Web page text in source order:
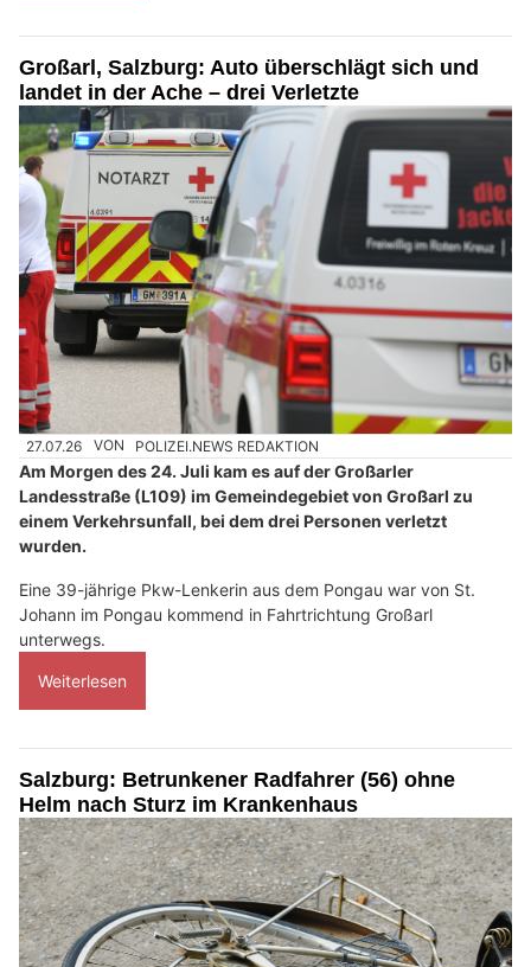
Großarl, Salzburg: Auto überschlägt sich und
landet in der Ache – drei Verletzte
27.07.26 VON POLIZEI.NEWS REDAKTION
Am Morgen des 24. Juli kam es auf der Großarler
Landesstraße (L109) im Gemeindegebiet von Großarl zu
einem Verkehrsunfall, bei dem drei Personen verletzt
wurden.
Eine 39-jährige Pkw-Lenkerin aus dem Pongau war von St.
Johann im Pongau kommend in Fahrtrichtung Großarl
unterwegs.
Weiterlesen
Salzburg: Betrunkener Radfahrer (56) ohne
Helm nach Sturz im Krankenhaus